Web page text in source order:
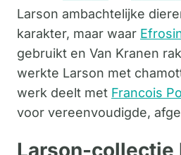
Larson ambachtelijke
karakter, maar waar
gebruikt en Van Kranen
werkte Larson met
werk deelt met Francois
voor vereenvoudigde,
Larson-collectie